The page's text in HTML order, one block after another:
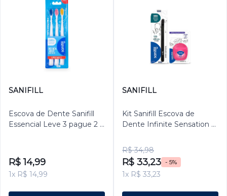
SANIFILL
Escova de Dente Sanifill
Essencial Leve 3 pague 2 -
R$ 14,99
1x R$ 14,99
SANIFILL
Kit Sanifill Escova de
Dente Infinite Sensation e
R$ 34,98
R$ 33,23 - 5%
1x R$ 33,23